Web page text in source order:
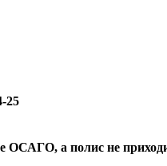
25
ОСАГО, а полис не